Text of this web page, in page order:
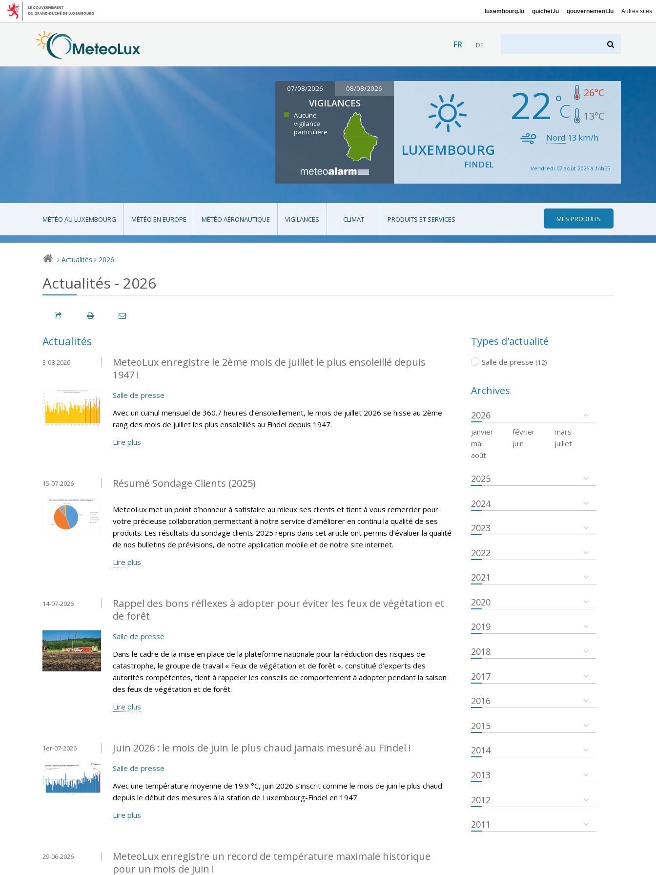
luxembourg.lu guichet.lu gouvernement.lu Autres sites
FR DE
07/08/2026 08/08/2026
VIGILANCES
Aucune
vigilance
particulière
LUXEMBOURG
FINDEL
22 26°C
13°C
Nord 13 km/h
Vendredi 07 août 2026 à 14h55
MÉTÉO AU LUXEMBOURG MÉTÉO EN EUROPE MÉTÉO AÉRONAUTIQUE VIGILANCES CLIMAT PRODUITS ET SERVICES MES PRODUITS
> Actualités > 2026
Actualités - 2026
Actualités
MeteoLux enregistre le 2ème mois de juillet le plus ensoleillé depuis
1947 !
3-08-2026
Salle de presse
Avec un cumul mensuel de 360.7 heures d’ensoleillement, le mois de juillet 2026 se hisse au 2ème
rang des mois de juillet les plus ensoleillés au Findel depuis 1947.
Lire plus
Résumé Sondage Clients (2025)
15-07-2026
MeteoLux met un point d’honneur à satisfaire au mieux ses clients et tient à vous remercier pour
votre précieuse collaboration permettant à notre service d’améliorer en continu la qualité de ses
produits. Les résultats du sondage clients 2025 repris dans cet article ont permis d’évaluer la qualité
de nos bulletins de prévisions, de notre application mobile et de notre site internet.
Lire plus
Rappel des bons réflexes à adopter pour éviter les feux de végétation et
de forêt
14-07-2026
Salle de presse
Dans le cadre de la mise en place de la plateforme nationale pour la réduction des risques de
catastrophe, le groupe de travail « Feux de végétation et de forêt », constitué d’experts des
autorités compétentes, tient à rappeler les conseils de comportement à adopter pendant la saison
des feux de végétation et de forêt.
Lire plus
Juin 2026 : le mois de juin le plus chaud jamais mesuré au Findel !
1er-07-2026
Salle de presse
Avec une température moyenne de 19.9 °C, juin 2026 s’inscrit comme le mois de juin le plus chaud
depuis le début des mesures à la station de Luxembourg-Findel en 1947.
Lire plus
MeteoLux enregistre un record de température maximale historique
pour un mois de juin !
29-06-2026
Types d'actualité
Salle de presse (12)
Archives
2026
janvier février
mars
mai
juin
juillet
août
2025
2024
2023
2022
2021
2020
2019
2018
2017
2016
2015
2014
2013
2012
2011